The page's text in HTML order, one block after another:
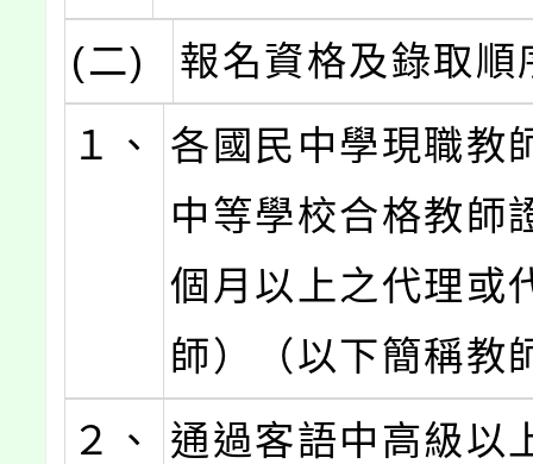
(二)
報名資格及錄取順
１、
各國民中學現職教
中等學校合格教師
個月以上之代理或
師）（以下簡稱教
２、
通過客語中高級以